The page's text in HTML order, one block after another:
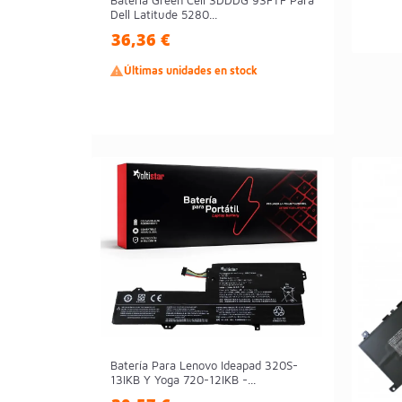
Hacemos entrega de piezas para reparar
Dell Latitude 5280...
36,36 €
Últimas unidades en stock
Batería Para Lenovo Ideapad 320S-
13IKB Y Yoga 720-12IKB -...